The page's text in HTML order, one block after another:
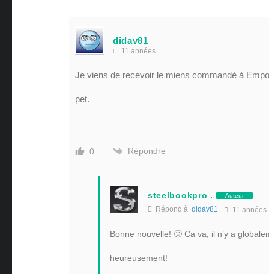
didav81
11 années
Je viens de recevoir le miens commandé à
pet.
0 Répondre
steelbookpro . Auteur
Répond à didav81 11 années
Bonne nouvelle! 🙂 Ca va, il n’y a
heureusement!